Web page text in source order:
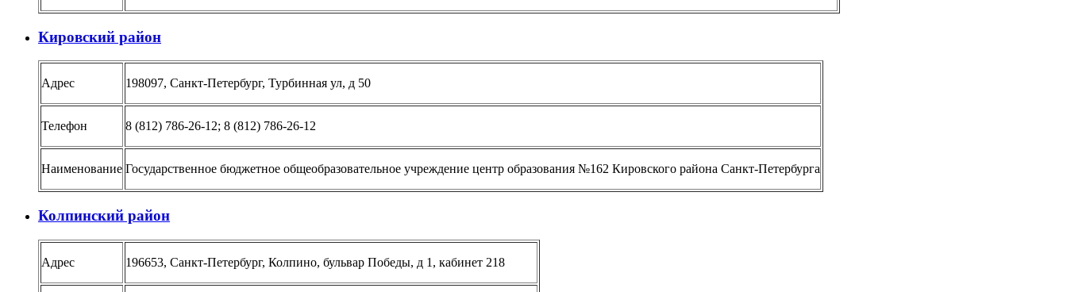
Кировский район
Адрес 198097, Санкт-Петербург, Турбинная ул, д 50
Телефон 8 (812) 786-26-12; 8 (812) 786-26-12
Наименование Государственное бюджетное общеобразовательное учреждение центр образования №162 Кировского района Санкт-Петербурга
Колпинский район
Адрес 196653, Санкт-Петербург, Колпино, бульвар Победы, д 1, кабинет 218